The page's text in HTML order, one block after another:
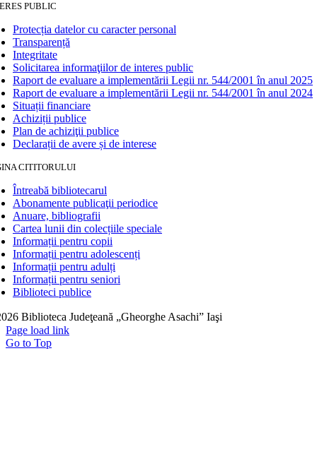
PUBLIC
Protecția datelor cu caracter personal
Transparență
Integritate
Solicitarea informaţiilor de interes public
Raport de evaluare a implementării Legii nr. 544/2001 în anul 2025
Raport de evaluare a implementării Legii nr. 544/2001 în anul 2024
Situații financiare
Achiziții publice
Plan de achiziţii publice
Declarații de avere și de interese
CITITORULUI
Întreabă bibliotecarul
Abonamente publicaţii periodice
Anuare, bibliografii
Cartea lunii din colecțiile speciale
Informații pentru copii
Informații pentru adolescenți
Informații pentru adulți
Informații pentru seniori
Biblioteci publice
Biblioteca Judeţeană „Gheorghe Asachi” Iaşi
Page load link
Go to Top